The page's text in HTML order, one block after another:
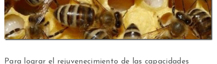
Para lograr el rejuvenecimiento de las capacidades